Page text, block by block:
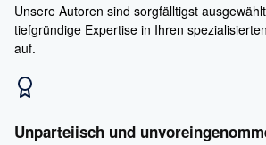
Unsere Autoren sind sorgfälltigst
tiefgründige Expertise in Ihren
auf.
Unparteiisch und